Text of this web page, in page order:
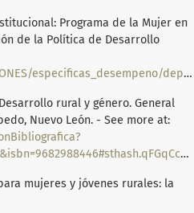
Programa de la Mujer en
de la Política de Desarrollo
dependencias/SRA/SRA1C.pdf
rural y género. General
Nuevo León. - See more at:
mujeres y jóvenes rurales: la